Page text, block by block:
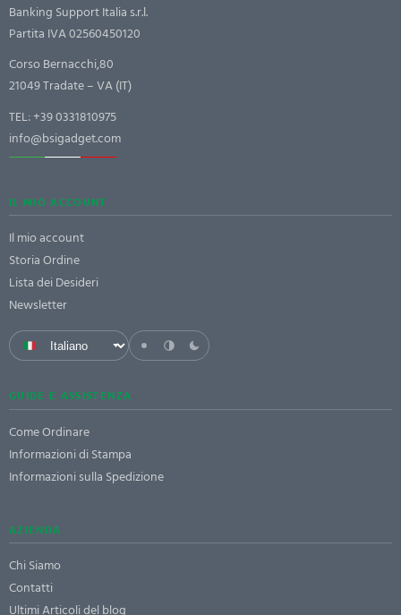
Banking Support Italia s.r.l.
Partita IVA 02560450120
Corso Bernacchi,80
21049 Tradate – VA (IT)
TEL:+39 0331810975
info@bsigadget.com
IL MIO ACCOUNT
Il mio account
Storia Ordine
Lista dei Desideri
Newsletter
GUIDE E ASSISTENZA
Come Ordinare
Informazioni di Stampa
Informazioni sulla Spedizione
AZIENDA
Chi Siamo
Contatti
Ultimi Articoli del blog